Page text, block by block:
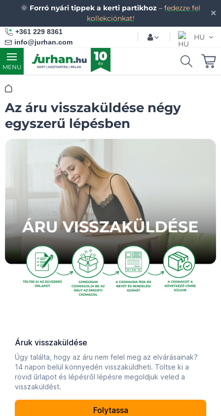
✕
🌞 Forró nyári tippek a kerti partikhoz – fedezze fel
kollekciónkat!
+361 229 8361
info@jurhan.com
HU
MENU
Kezdőlap
Az áru visszaküldése négy
egyszerű lépésben